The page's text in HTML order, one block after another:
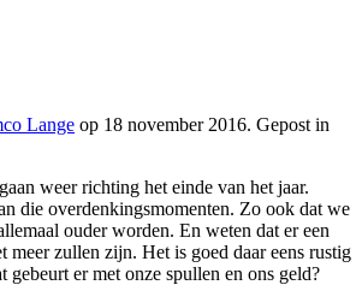
Lange op 18 november 2016. Gepost in
weer richting het einde van het jaar.
die overdenkingsmomenten. Zo ook dat we
ouder worden. En weten dat er een
meer zullen zijn. Het is goed daar eens rustig
gebeurt er met onze spullen en ons geld?